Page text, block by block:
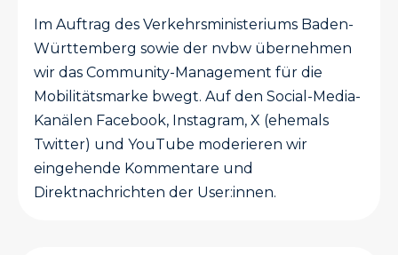
Im Auftrag des Verkehrsministeriums Baden-
Württemberg sowie der nvbw übernehmen
wir das Community-Management für die
Mobilitätsmarke bwegt. Auf den Social-Media-
Kanälen Facebook, Instagram, X (ehemals
Twitter) und YouTube moderieren wir
eingehende Kommentare und
Direktnachrichten der User:innen.